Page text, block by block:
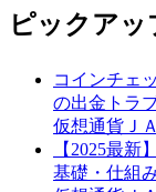
ピックアッ
コインチェ
の出金トラ
仮想通貨Ｊ
【2025最
基礎・仕組